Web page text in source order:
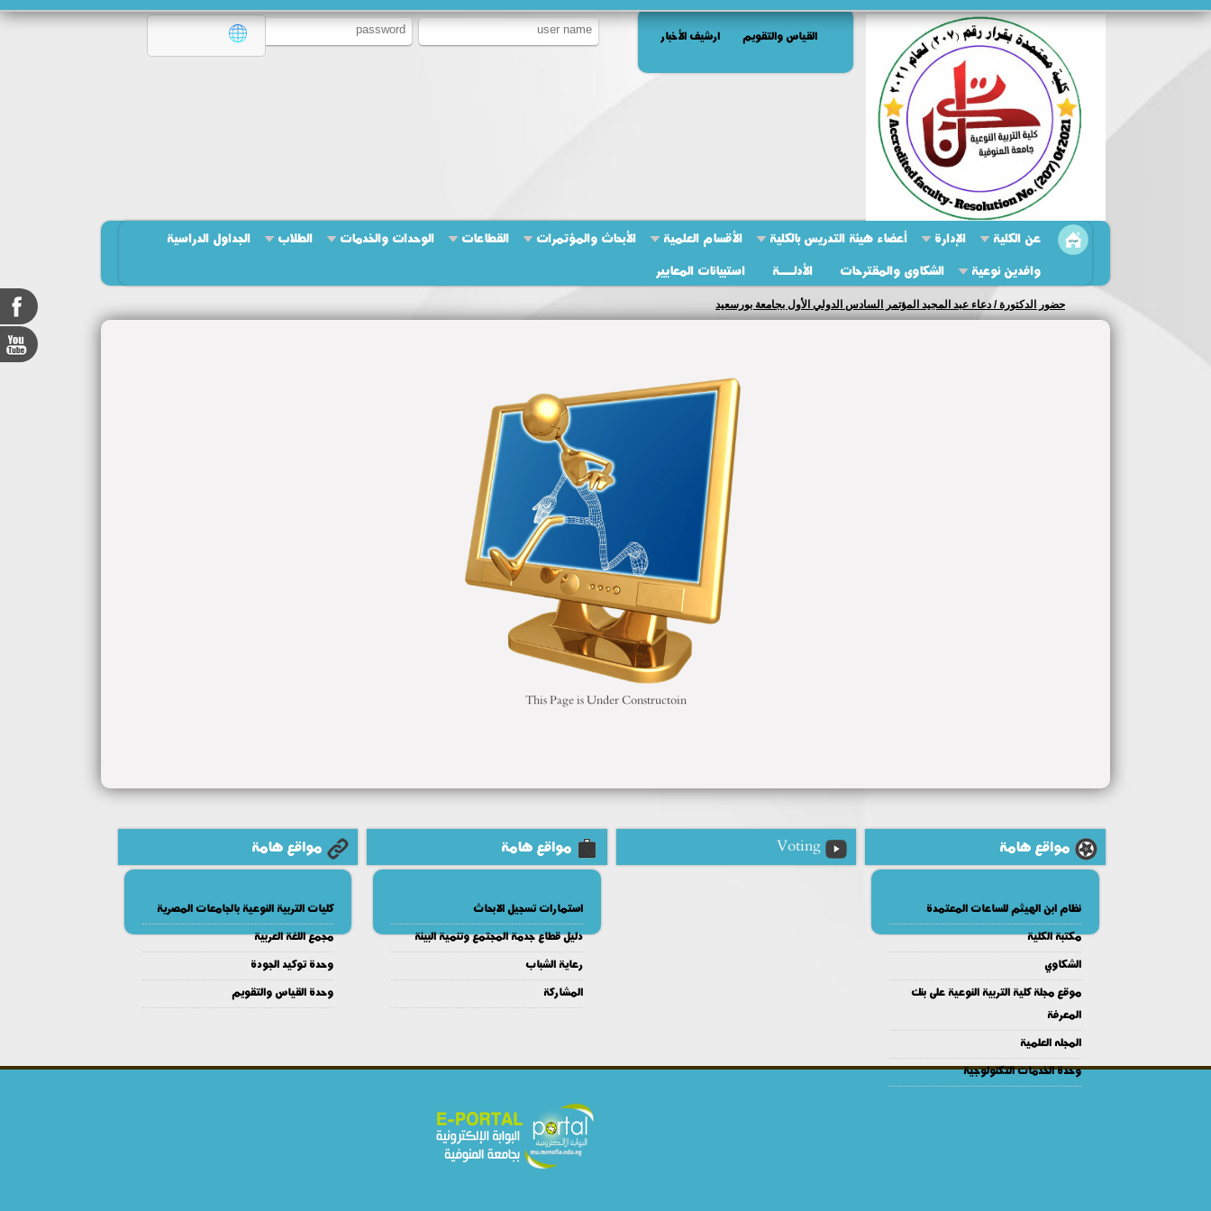
القياس والتقويم ارشيف الأخبار
عن الكلية الإدارة أعضاء هيئة التدريس بالكلية الأقسام العلمية الأبحاث والمؤتمرات القطاعات الوحدات والخدمات الطلاب
الجداول الدراسية
وافدين نوعية
الشكاوى والمقترحات الأدلــــة استبيانات المعايير
حضور الدكتورة / دعاء عبد المجيد المؤتمر السادس الدولي الأول بجامعة بورسعيد
This Page is Under Constructoin
مواقع هامة
نظام ابن الهيثم للساعات المعتمدة
مكتبة الكلية
الشكاوي
موقع مجلة كلية التربية النوعية على بنك
المعرفة
المجله العلمية
وحدة الخدمات التكنولوجية
Voting مواقع هامة
استمارات تسجيل الابحاث
دليل قطاع جدمة المجتمع وتنمية البيئة
رعاية الشباب
المشاركة
مواقع هامة
كليات التربية النوعية بالجامعات المصرية
مجمع اللغة العربية
وحدة توكيد الجودة
وحدة القياس والتقويم